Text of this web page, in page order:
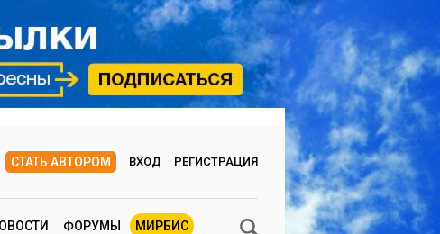
СТАТЬ АВТОРОМ ВХОД РЕГИСТРАЦИЯ
ФОРУМЫ МИРБИС